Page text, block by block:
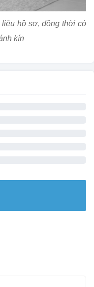
hồ sơ, đồng thời có
kín